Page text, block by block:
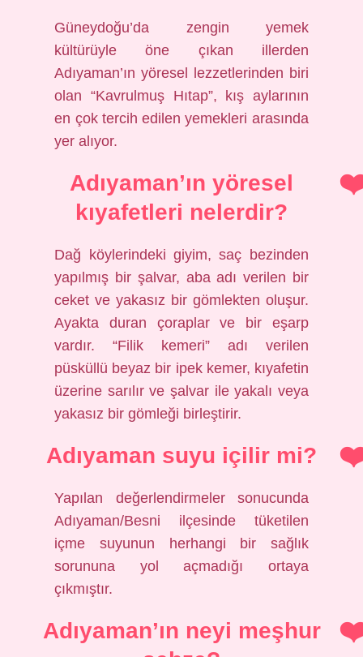
Güneydoğu’da zengin yemek
kültürüyle öne çıkan illerden
Adıyaman’ın yöresel lezzetlerinden biri
olan “Kavrulmuş Hıtap”, kış aylarının
en çok tercih edilen yemekleri arasında
yer alıyor.
Adıyaman’ın yöresel
kıyafetleri nelerdir?
Dağ köylerindeki giyim, saç bezinden
yapılmış bir şalvar, aba adı verilen bir
ceket ve yakasız bir gömlekten oluşur.
Ayakta duran çoraplar ve bir eşarp
vardır. “Filik kemeri” adı verilen
püsküllü beyaz bir ipek kemer, kıyafetin
üzerine sarılır ve şalvar ile yakalı veya
yakasız bir gömleği birleştirir.
Adıyaman suyu içilir mi?
Yapılan değerlendirmeler sonucunda
Adıyaman/Besni ilçesinde tüketilen
içme suyunun herhangi bir sağlık
sorununa yol açmadığı ortaya
çıkmıştır.
Adıyaman’ın neyi meşhur